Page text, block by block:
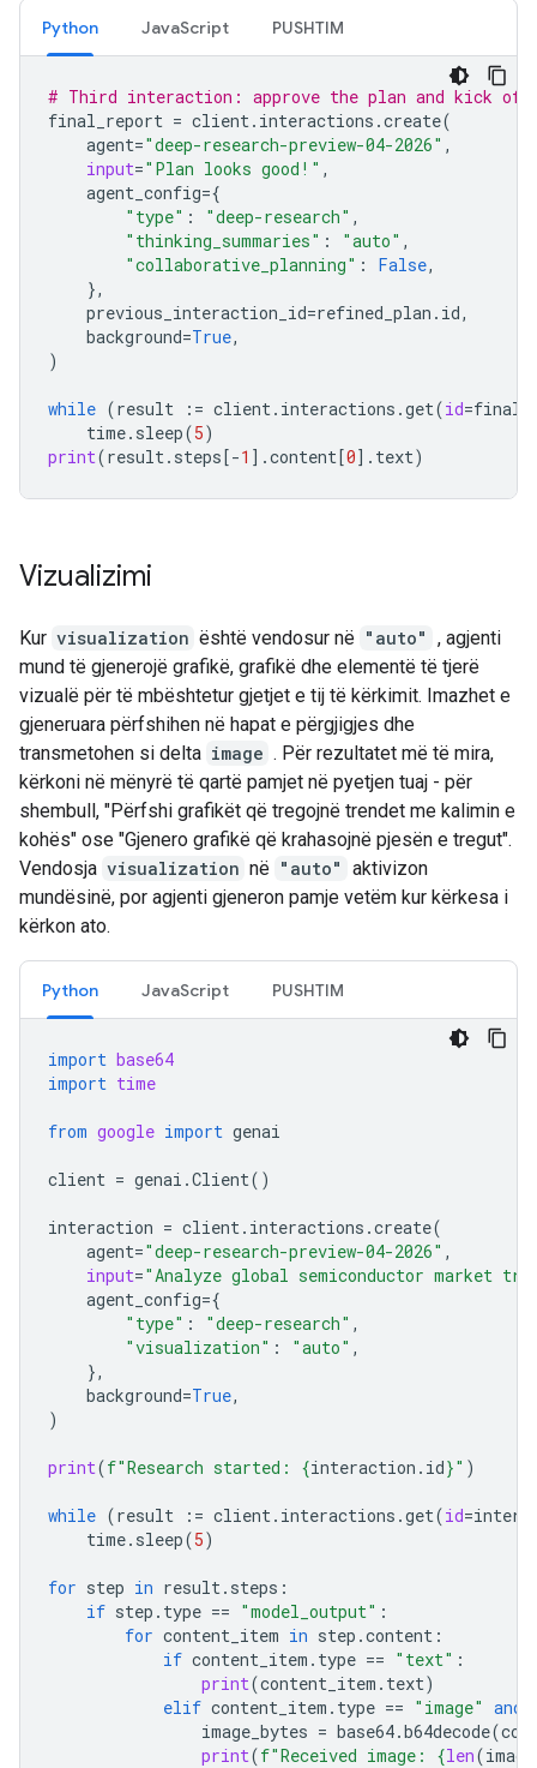
Python JavaScript PUSHTIM
# Third interaction: approve the plan and kick off
final_report = client. interactions .create(
agent="deep-research-preview-04-2026" ,
input="Plan looks good!" ,
agent_config={
"type" : "deep-research" ,
"thinking_summaries" : "auto" ,
"collaborative_planning" : False,
},
previous_interaction_id=refined_plan . id,
background=True,
)
while (result := client. interactions .get(id=
time. sleep(5)
print(result. steps[-1 ] .content[0] . text)
Vizualizimi
Kur visualization është vendosur në "auto" , agjenti
mund të gjenerojë grafikë, grafikë dhe elementë të tjerë
vizualë për të mbështetur gjetjet e tij të kërkimit. Imazhet e
gjeneruara përfshihen në hapat e përgjigjes dhe
transmetohen si delta image . Për rezultatet më të mira,
kërkoni në mënyrë të qartë pamjet në pyetjen tuaj - për
shembull, "Përfshi grafikët që tregojnë trendet me kalimin e
kohës" ose "Gjenero grafikë që krahasojnë pjesën e tregut".
Vendosja visualization në "auto" aktivizon
mundësinë, por agjenti gjeneron pamje vetëm kur kërkesa i
kërkon ato.
Python JavaScript PUSHTIM
import base64
import time
from google import genai
client = genai .Client()
interaction = client. interactions .create(
agent="deep-research-preview-04-2026" ,
input="Analyze global semiconductor market
agent_config={
"type" : "deep-research" ,
"visualization" : "auto" ,
},
background=True,
)
print(f"Research started: {interaction . id}" )
while (result := client. interactions .get(id=
time. sleep(5)
for step in result. steps :
if step . type == "model_output" :
for content_item in step .content :
if content_item . type == "text" :
print(content_item . text)
elif content_item . type == "image" and
image_bytes = base64.b64decode(
print(f"Received image: {len(